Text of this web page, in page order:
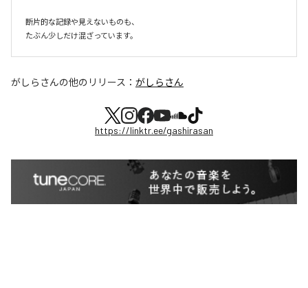
断片的な記録や見えないものも、
たぶん少しだけ混ざっています。
がしらさんの他のリリース： がしらさん
https://linktr.ee/gashirasan